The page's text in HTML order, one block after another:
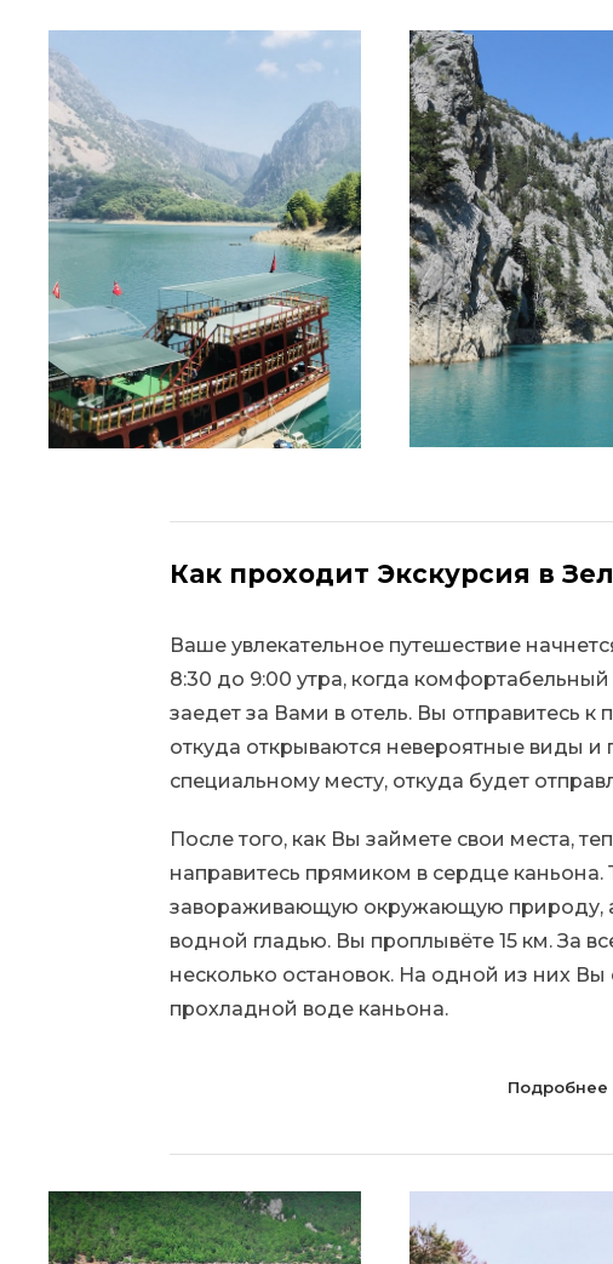
Как проходит Экскурсия в
Ваше увлекательное путешествие
8:30 до 9:00 утра, когда
заедет за Вами в отель. Вы отправитесь
откуда открываются невероятные виды и
специальному месту, откуда будет
После того, как Вы займете свои места,
направитесь прямиком в сердце
завораживающую окружающую природу,
водной гладью. Вы проплывёте 15 км. За
несколько остановок. На одной из них
прохладной воде каньона.
Подробнее